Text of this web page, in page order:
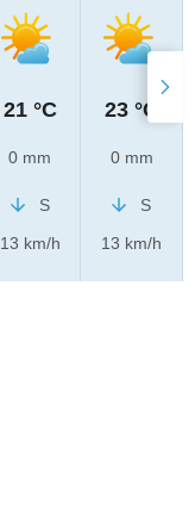
21 °C
0 mm
S
13 km/h
23 °C
0 mm
S
13 km/h